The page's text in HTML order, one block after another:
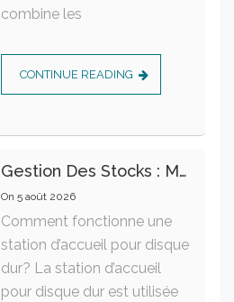
combine les
CONTINUE READING
Gestion Des Stocks : Meilleures Pratiques Intralogistiques
On 5 août 2026
Comment fonctionne une
station d’accueil pour disque
dur? La station d’accueil
pour disque dur est utilisée